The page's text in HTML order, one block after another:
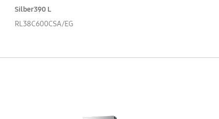
Silber390 L
RL38C600CSA/EG